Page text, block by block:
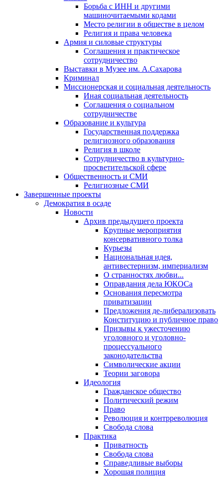
Борьба с ИНН и другими
машиночитаемыми кодами
Место религии в обществе в целом
Религия и права человека
Армия и силовые структуры
Соглашения и практическое
сотрудничество
Выставки в Музее им. А.Сахарова
Криминал
Миссионерская и социальная деятельность
Иная социальная деятельность
Соглашения о социальном
сотрудничестве
Образование и культура
Государственная поддержка
религиозного образования
Религия в школе
Сотрудничество в культурно-
просветительской сфере
Общественность и СМИ
Религиозные СМИ
Завершенные проекты
Демократия в осаде
Новости
Архив предыдущего проекта
Крупные мероприятия
консервативного толка
Курьезы
Национальная идея,
антивестернизм, империализм
О странностях любви...
Оправдания дела ЮКОСа
Основания пересмотра
приватизации
Предложения де-либерализовать
Конституцию и публичное право
Призывы к ужесточению
уголовного и уголовно-
процессуального
законодательства
Символические акции
Теории заговора
Идеология
Гражданское общество
Политический режим
Право
Революция и контрреволюция
Свобода слова
Практика
Приватность
Свобода слова
Справедливые выборы
Хорошая полиция